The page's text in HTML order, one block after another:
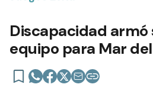
Discapacidad
equipo para Mar